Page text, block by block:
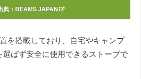
典： BEAMS JAPAN
を搭載しており、自宅やキャンプ
選ばず安全に使用できるストーブで